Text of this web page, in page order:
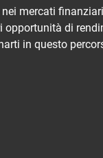
mercati
opportunità di
in questo